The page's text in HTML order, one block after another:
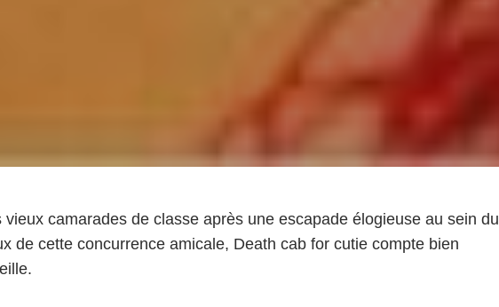
camarades de classe après une escapade élogieuse au sein du
de cette concurrence amicale, Death cab for cutie compte bien